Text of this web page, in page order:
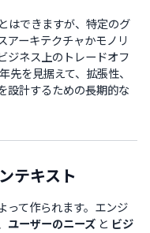
はできますが、特定のグ
アーキテクチャかモノリ
ジネス上のトレードオフ
先を見据えて、拡張性、
設計するための長期的な
テキスト
って作られます。エンジ
ユーザーのニーズ と ビジ